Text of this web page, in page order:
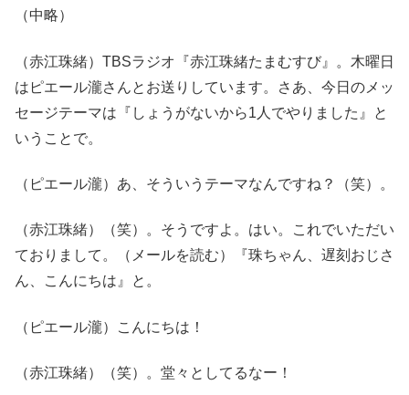
（中略）
（赤江珠緒）TBSラジオ『赤江珠緒たまむすび』。木曜日
はピエール瀧さんとお送りしています。さあ、今日のメッ
セージテーマは『しょうがないから1人でやりました』と
いうことで。
（ピエール瀧）あ、そういうテーマなんですね？（笑）。
（赤江珠緒）（笑）。そうですよ。はい。これでいただい
ておりまして。（メールを読む）『珠ちゃん、遅刻おじさ
ん、こんにちは』と。
（ピエール瀧）こんにちは！
（赤江珠緒）（笑）。堂々としてるなー！